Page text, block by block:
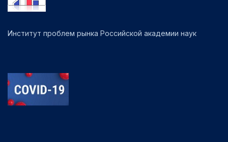
Институт проблем рынка Российской академии наук